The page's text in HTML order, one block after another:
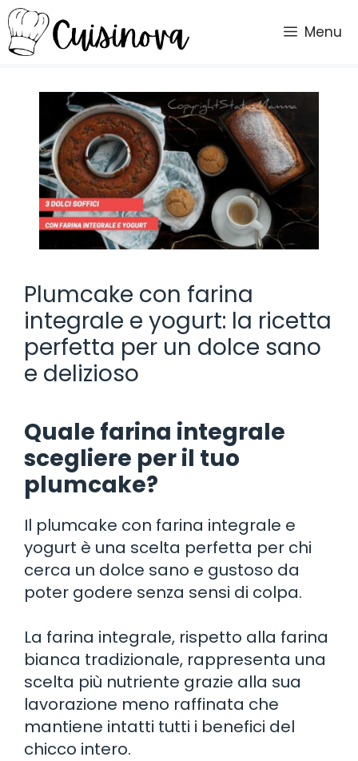
Vai
al
contenuto
Menu
Plumcake con farina
integrale e yogurt: la ricetta
perfetta per un dolce sano
e delizioso
Quale farina integrale
scegliere per il tuo
plumcake?
Il plumcake con farina integrale e
yogurt è una scelta perfetta per chi
cerca un dolce sano e gustoso da
poter godere senza sensi di colpa.
La farina integrale, rispetto alla farina
bianca tradizionale, rappresenta una
scelta più nutriente grazie alla sua
lavorazione meno raffinata che
mantiene intatti tutti i benefici del
chicco intero.